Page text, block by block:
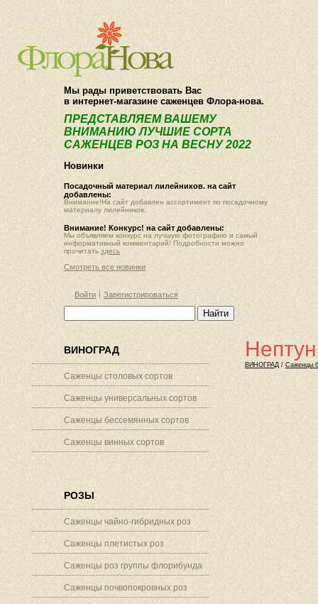
О компании Как купить
Мы рады приветствовать Вас
в интернет-магазине саженцев Флора-нова.
ПРЕДСТАВЛЯЕМ ВАШЕМУ
ВНИМАНИЮ ЛУЧШИЕ СОРТА
САЖЕНЦЕВ РОЗ НА ВЕСНУ 2022
Новинки
Посадочный материал лилейников. на сайт
добавлены:
Внимание!На сайт добавлен ассортимент по посадочному
материалу лилейников.
Внимание! Конкурс! на сайт добавлены:
Мы объявляем конкурс на лучшую фотографию и самый
информативный комментарий! Подробности можно
прочитать здесь
Смотреть все новинки
Войти Зарегистрироваться
ВИНОГРАД
Саженцы столовых сортов
Саженцы универсальных сортов
Саженцы бессемянных сортов
Саженцы винных сортов
РОЗЫ
Саженцы чайно-гибридных роз
Саженцы плетистых роз
Саженцы роз группы флорибунда
Саженцы почвопокровных роз
Нептун
ВИНОГРАД / Саженцы